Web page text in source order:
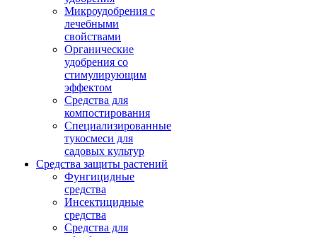
Микроудобрения с
лечебными
свойствами
Органические
удобрения со
стимулирующим
эффектом
Средства для
компостирования
Специализированные
тукосмеси для
садовых культур
Средства защиты растений
Фунгицидные
средства
Инсектицидные
средства
Средства для